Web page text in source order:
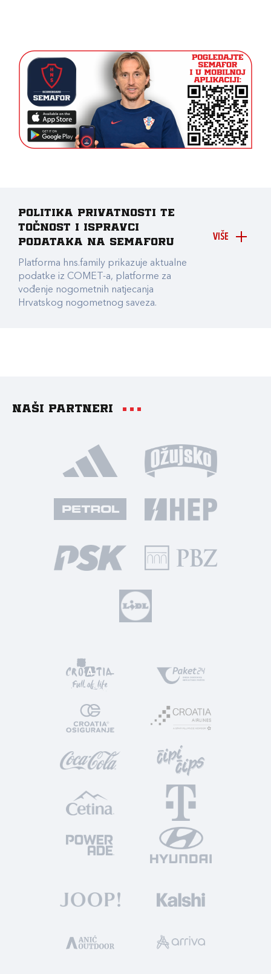
VIŠE
Politika privatnosti te
točnost i ispravci
podataka na Semaforu
Platforma hns.family prikazuje aktualne
podatke iz COMET-a, platforme za
vođenje nogometnih natjecanja
Hrvatskog nogometnog saveza.
Naši partneri